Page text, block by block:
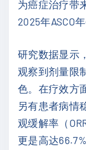
为癌症治疗带
2025年ASCO
研究数据显示，
观察到剂量限
色。在疗效方
另有患者病情
观缓解率（
更是高达